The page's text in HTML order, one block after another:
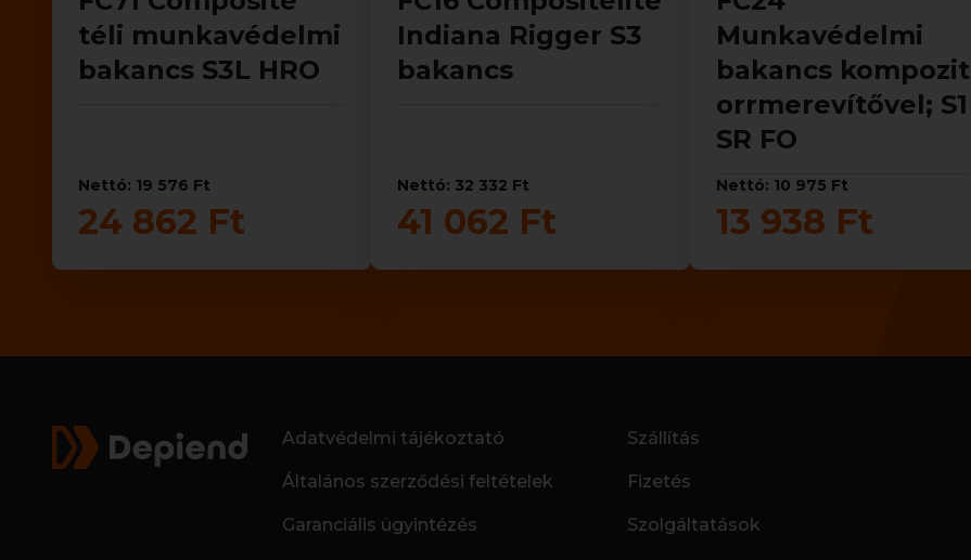
téli munkavédelmi
bakancs S3L HRO
Nettó: 19 576 Ft
24 862 Ft
Indiana Rigger S3
bakancs
Nettó: 32 332 Ft
41 062 Ft
Munkavédelmi
bakancs kompozit
orrmerevítővel; S1
SR FO
Nettó: 10 975 Ft
13 938 Ft
Adatvédelmi tájékoztató
Általános szerződési feltételek
Garanciális ügyintézés
Szállítás
Fizetés
Szolgáltatások